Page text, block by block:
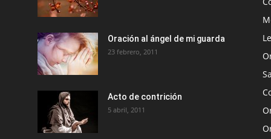
Oración al ángel de mi guarda
23 febrero, 2011
Acto de contrición
5 abril, 2011